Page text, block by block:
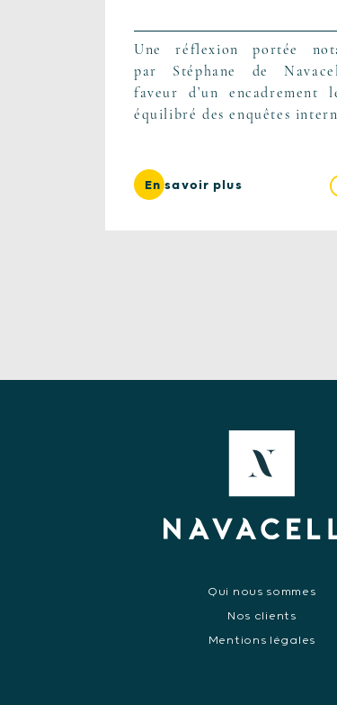
Une réflexion portée
par Stéphane de
faveur d’un encadrement
équilibré des enquêtes
En savoir plus
Qui nous sommes
Nos clients
Mentions légales